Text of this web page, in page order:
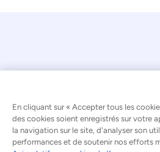
© 2026 Kaseya. Tous
Français
En cliquant sur « Accepter tous les
des cookies soient enregistrés sur votre
la navigation sur le site, d'analyser son
performances et de soutenir nos efforts